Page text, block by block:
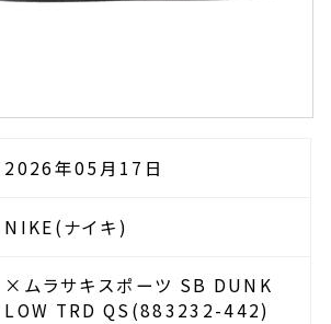
2026年05月17日
NIKE(ナイキ)
×ムラサキスポーツ SB DUNK
LOW TRD QS(883232-442)